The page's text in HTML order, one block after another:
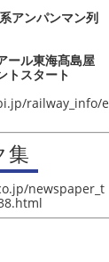
アンパンマン列
ール東海髙島屋
トスタート
railway_info/e
集
newspaper_t